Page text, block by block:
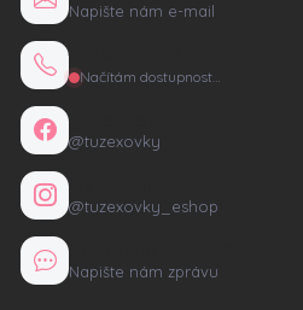
Napište nám e-mail
Načítám dostupnost…
@tuzexovky
@tuzexovky_eshop
Napište nám zprávu